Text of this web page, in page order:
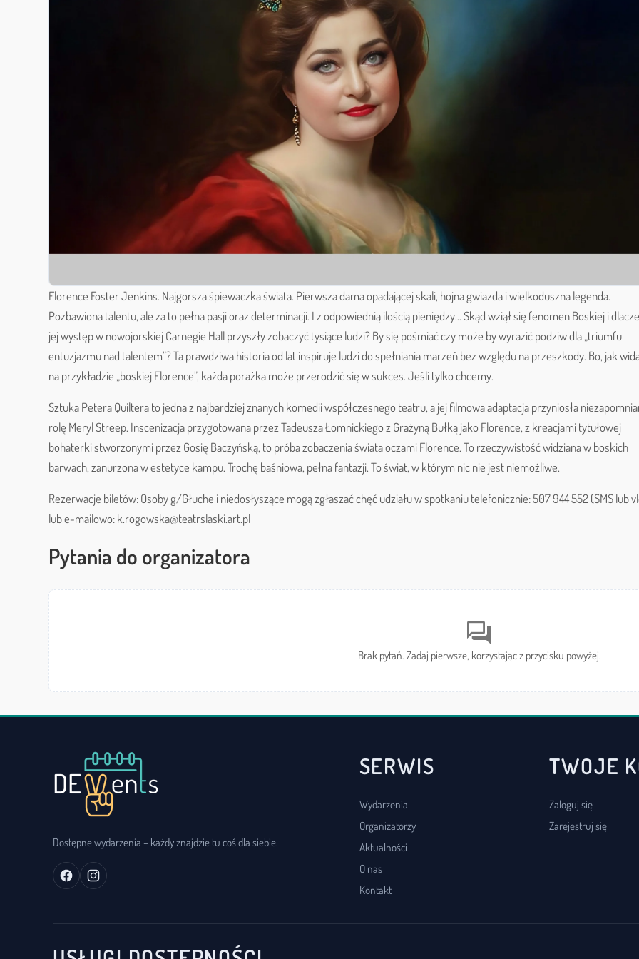
Florence Foster Jenkins. Najgorsza śpiewaczka świata. Pierwsza dama opadającej skali, hojna gwiazda i wielkoduszna legenda.
Pozbawiona talentu, ale za to pełna pasji oraz determinacji. I z odpowiednią ilością pieniędzy... Skąd wziął się fenomen Boskiej i
jej występ w nowojorskiej Carnegie Hall przyszły zobaczyć tysiące ludzi? By się pośmiać czy może by wyrazić podziw dla „triumfu
entuzjazmu nad talentem”? Ta prawdziwa historia od lat inspiruje ludzi do spełniania marzeń bez względu na przeszkody. Bo, jak
na przykładzie „boskiej Florence”, każda porażka może przerodzić się w sukces. Jeśli tylko chcemy.
Sztuka Petera Quiltera to jedna z najbardziej znanych komedii współczesnego teatru, a jej filmowa adaptacja przyniosła
rolę Meryl Streep. Inscenizacja przygotowana przez Tadeusza Łomnickiego z Grażyną Bułką jako Florence, z kreacjami tytułowej
bohaterki stworzonymi przez Gosię Baczyńską, to próba zobaczenia świata oczami Florence. To rzeczywistość widziana w boskich
barwach, zanurzona w estetyce kampu. Trochę baśniowa, pełna fantazji. To świat, w którym nic nie jest niemożliwe.
Rezerwacje biletów: Osoby g/Głuche i niedosłyszące mogą zgłaszać chęć udziału w spotkaniu telefonicznie: 507 944 552 (SMS lub
lub e-mailowo: k.rogowska@teatrslaski.art.pl
Pytania do organizatora
forum
Brak pytań. Zadaj pierwsze, korzystając z przycisku powyżej.
Dostępne wydarzenia – każdy znajdzie tu coś dla siebie.
SERWIS
Wydarzenia
Organizatorzy
Aktualności
O nas
Kontakt
TWOJE
Zaloguj się
Zarejestruj się